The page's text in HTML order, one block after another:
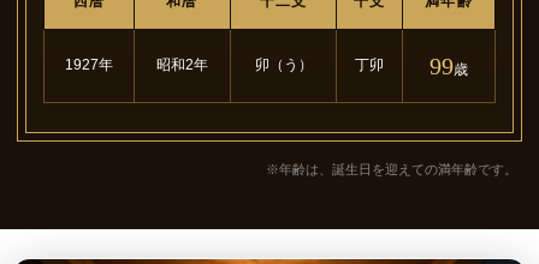
1927年 昭和2年 卯（う） 丁卯 99歳
※年齢は、誕生日を迎えての満年齢です。